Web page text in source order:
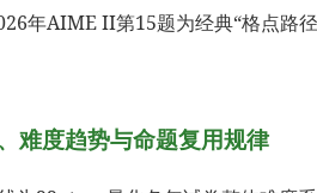
年AIME II第15题为经典“格点路
难度趋势与命题复用规律